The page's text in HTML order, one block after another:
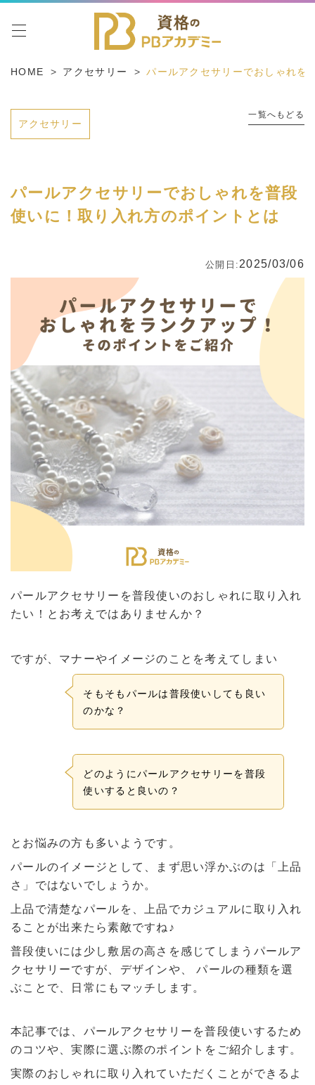
toggle navigation
HOME アクセサリー パールアクセサリーでおしゃれを
アクセサリー
一覧へもどる
パールアクセサリーでおしゃれを普段
使いに！取り入れ方のポイントとは
公開日:2025/03/06
パールアクセサリーを普段使いのおしゃれに取り入れ
たい！とお考えではありませんか？
ですが、マナーやイメージのことを考えてしまい
そもそもパールは普段使いしても良い
のかな？
どのようにパールアクセサリーを普段
使いすると良いの？
とお悩みの方も多いようです。
パールのイメージとして、まず思い浮かぶのは「上品
さ」ではないでしょうか。
上品で清楚なパールを、上品でカジュアルに取り入れ
ることが出来たら素敵ですね♪
普段使いには少し敷居の高さを感じてしまうパールア
クセサリーですが、デザインや、 パールの種類を選
ぶことで、日常にもマッチします。
本記事では、パールアクセサリーを普段使いするため
のコツや、実際に選ぶ際のポイントをご紹介します。
実際のおしゃれに取り入れていただくことができるよ